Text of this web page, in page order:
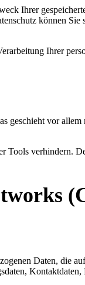
Ihrer
können
Ihrer
geschieht vor
Tools
Daten, die